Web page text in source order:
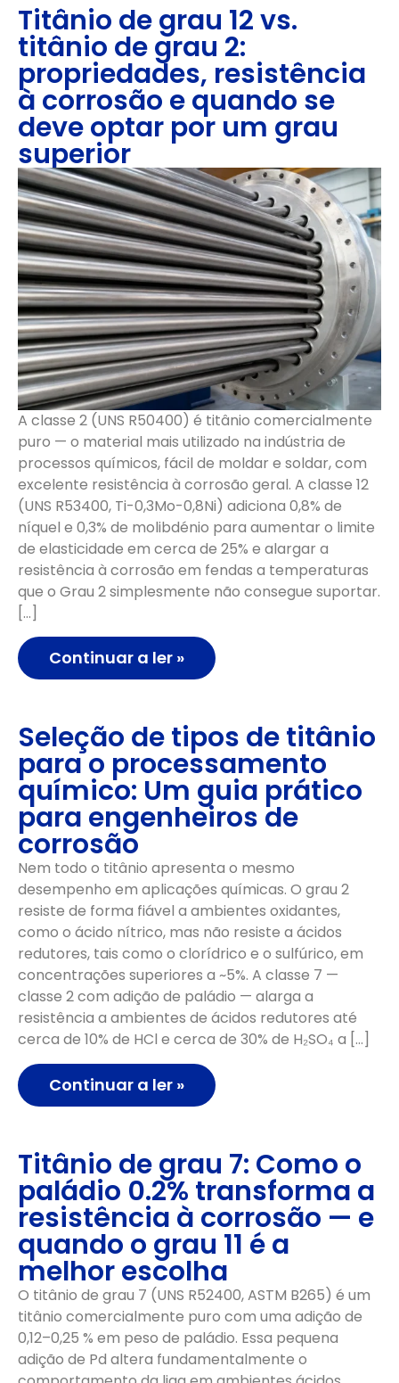
Titânio de grau 12 vs.
titânio de grau 2:
propriedades, resistência
à corrosão e quando se
deve optar por um grau
superior
A classe 2 (UNS R50400) é titânio comercialmente
puro — o material mais utilizado na indústria de
processos químicos, fácil de moldar e soldar, com
excelente resistência à corrosão geral. A classe 12
(UNS R53400, Ti-0,3Mo-0,8Ni) adiciona 0,8% de
níquel e 0,3% de molibdénio para aumentar o limite
de elasticidade em cerca de 25% e alargar a
resistência à corrosão em fendas a temperaturas
que o Grau 2 simplesmente não consegue suportar.
[…]
Continuar a ler »
Seleção de tipos de titânio
para o processamento
químico: Um guia prático
para engenheiros de
corrosão
Nem todo o titânio apresenta o mesmo
desempenho em aplicações químicas. O grau 2
resiste de forma fiável a ambientes oxidantes,
como o ácido nítrico, mas não resiste a ácidos
redutores, tais como o clorídrico e o sulfúrico, em
concentrações superiores a ~5%. A classe 7 —
classe 2 com adição de paládio — alarga a
resistência a ambientes de ácidos redutores até
cerca de 10% de HCl e cerca de 30% de H₂SO₄ a […]
Continuar a ler »
Titânio de grau 7: Como o
paládio 0.2% transforma a
resistência à corrosão — e
quando o grau 11 é a
melhor escolha
O titânio de grau 7 (UNS R52400, ASTM B265) é um
titânio comercialmente puro com uma adição de
0,12–0,25 % em peso de paládio. Essa pequena
adição de Pd altera fundamentalmente o